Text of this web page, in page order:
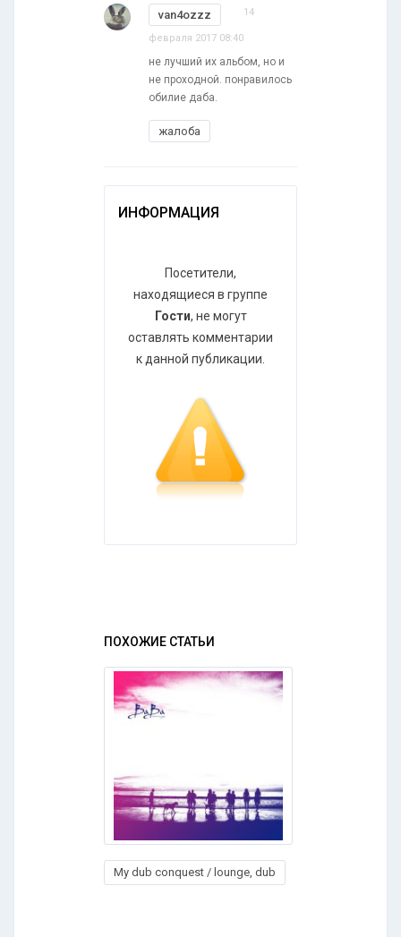
van4ozzz 14
февраля 2017 08:40
не лучший их альбом, но и
не проходной. понравилось
обилие даба.
жалоба
ИНФОРМАЦИЯ
Посетители,
находящиеся в группе
Гости, не могут
оставлять комментарии
к данной публикации.
ПОХОЖИЕ СТАТЬИ
My dub conquest / lounge, dub